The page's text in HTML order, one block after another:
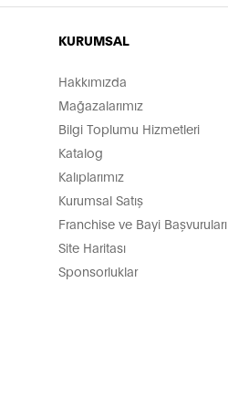
KURUMSAL
Hakkımızda
Mağazalarımız
Bilgi Toplumu Hizmetleri
Katalog
Kalıplarımız
Kurumsal Satış
Franchise ve Bayi Başvuruları
Site Haritası
Sponsorluklar